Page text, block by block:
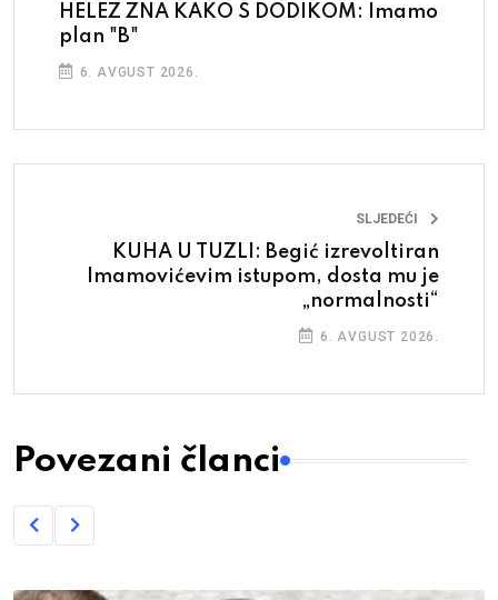
HELEZ ZNA KAKO S DODIKOM: Imamo
plan "B"
6. AVGUST 2026.
SLJEDEĆI
KUHA U TUZLI: Begić izrevoltiran
Imamovićevim istupom, dosta mu je
„normalnosti“
6. AVGUST 2026.
Povezani članci